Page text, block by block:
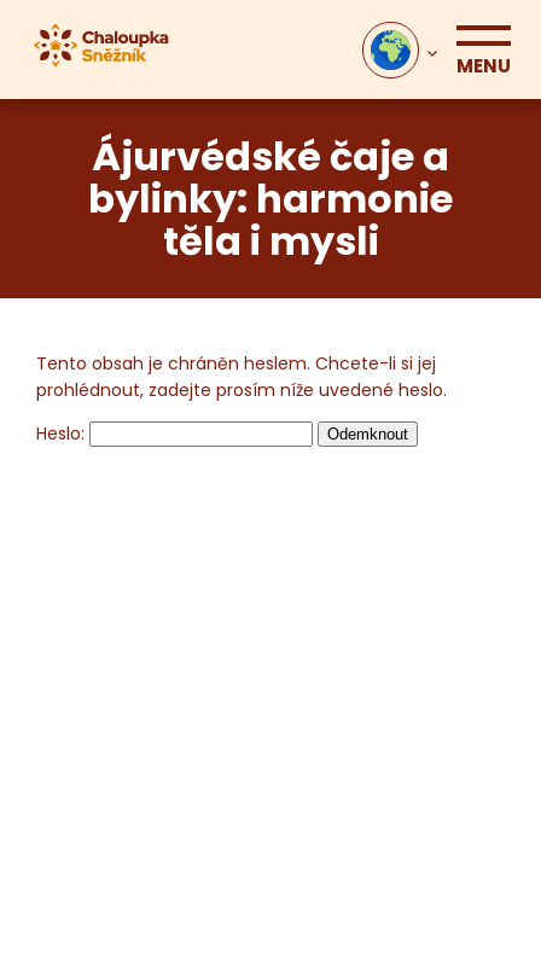
MENU
Ájurvédské čaje a
bylinky: harmonie
těla i mysli
Tento obsah je chráněn heslem. Chcete-li si jej
prohlédnout, zadejte prosím níže uvedené heslo.
Heslo: